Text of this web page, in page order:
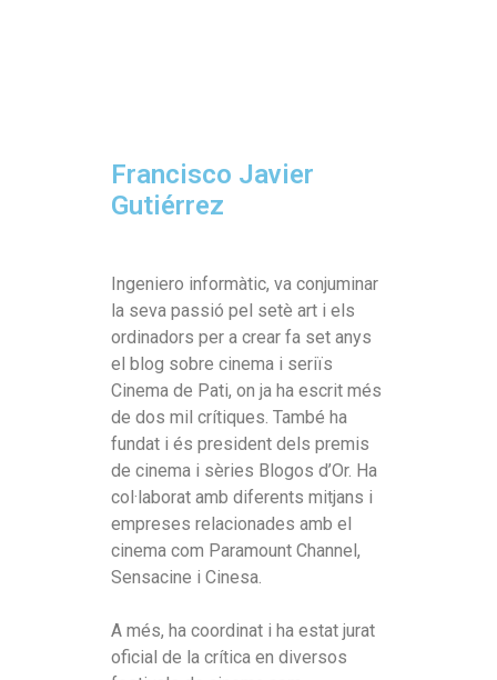
Francisco Javier
Gutiérrez
Ingeniero informàtic, va conjuminar
la seva passió pel setè art i els
ordinadors per a crear fa set anys
el blog sobre cinema i seriïs
Cinema de Pati, on ja ha escrit més
de dos mil crítiques. També ha
fundat i és president dels premis
de cinema i sèries Blogos d’Or. Ha
col·laborat amb diferents mitjans i
empreses relacionades amb el
cinema com Paramount Channel,
Sensacine i Cinesa.
A més, ha coordinat i ha estat jurat
oficial de la crítica en diversos